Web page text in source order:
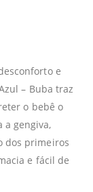
e
– Buba traz
o bebê o
a gengiva,
dos primeiros
e fácil de